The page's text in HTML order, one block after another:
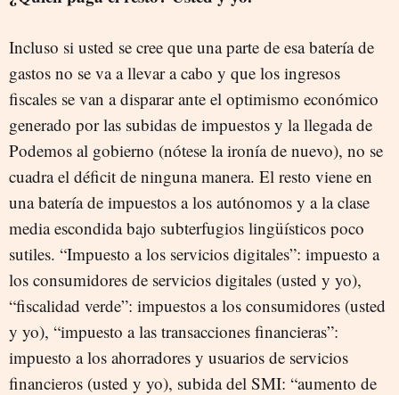
Incluso si usted se cree que una parte de esa batería de
gastos no se va a llevar a cabo y que los ingresos
fiscales se van a disparar ante el optimismo económico
generado por las subidas de impuestos y la llegada de
Podemos al gobierno (nótese la ironía de nuevo), no se
cuadra el déficit de ninguna manera. El resto viene en
una batería de impuestos a los autónomos y a la clase
media escondida bajo subterfugios lingüísticos poco
sutiles. “Impuesto a los servicios digitales”: impuesto a
los consumidores de servicios digitales (usted y yo),
“fiscalidad verde”: impuestos a los consumidores (usted
y yo), “impuesto a las transacciones financieras”:
impuesto a los ahorradores y usuarios de servicios
financieros (usted y yo), subida del SMI: “aumento de